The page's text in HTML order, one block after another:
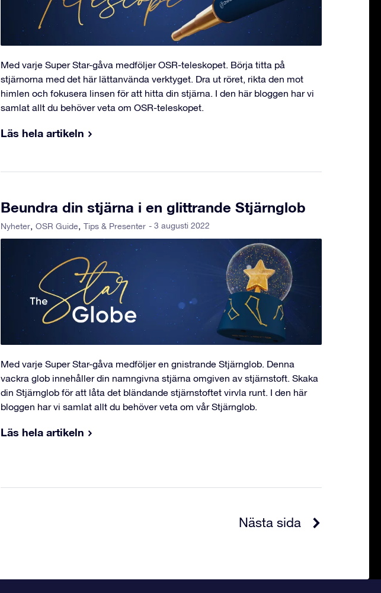
Med varje Super Star-gåva medföljer OSR-teleskopet. Börja titta på
stjärnorna med det här lättanvända verktyget. Dra ut röret, rikta den mot
himlen och fokusera linsen för att hitta din stjärna. I den här bloggen har vi
samlat allt du behöver veta om OSR-teleskopet.
Läs hela artikeln
Beundra din stjärna i en glittrande Stjärnglob
Nyheter OSR Guide Tips & Presenter - 3 augusti 2022
Med varje Super Star-gåva medföljer en gnistrande Stjärnglob. Denna
vackra glob innehåller din namngivna stjärna omgiven av stjärnstoft. Skaka
din Stjärnglob för att låta det bländande stjärnstoftet virvla runt. I den här
bloggen har vi samlat allt du behöver veta om vår Stjärnglob.
Läs hela artikeln
Nästa sida